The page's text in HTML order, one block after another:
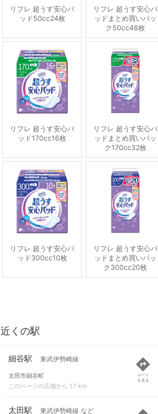
リフレ 超うす安心パ
ッド50cc24枚
リフレ 超うす安心パ
ッドまとめ買いパッ
ク50cc48枚
リフレ 超うす安心パ
ッド170cc16枚
リフレ 超うす安心パ
ッドまとめ買いパッ
ク170cc32枚
リフレ 超うす安心パ
ッド300cc10枚
リフレ 超うす安心パ
ッドまとめ買いパッ
ク300cc20枚
近くの駅
細谷駅 東武伊勢崎線
太田市細谷町
このページの店舗から 1.7 km
ルート
を見る
太田駅 東武伊勢崎線 など